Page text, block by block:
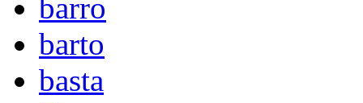
barro
barto
basta